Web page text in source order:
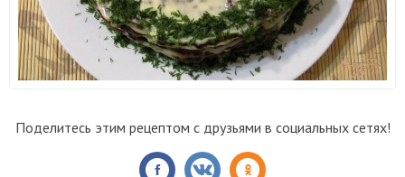
Поделитесь этим рецептом с друзьями в социальных сетях!